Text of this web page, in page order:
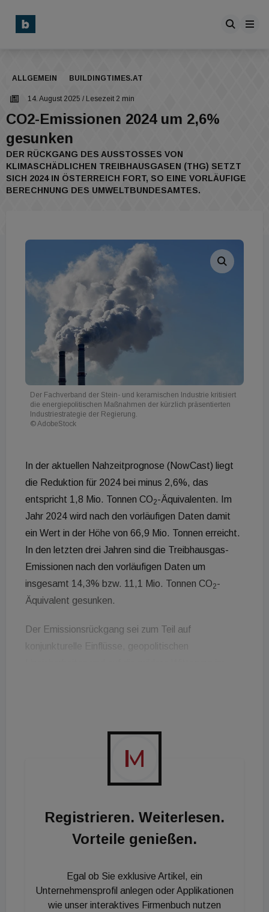
ALLGEMEIN BUILDINGTIMES.AT
14. August 2025 / Lesezeit 2 min
CO2-Emissionen 2024 um 2,6%
gesunken
DER RÜCKGANG DES AUSSTOSSES VON K
LIMASCHÄDLICHEN TREIBHAUSGASEN (THG) SETZT S
ICH 2024 IN ÖSTERREICH FORT, SO EINE VORLÄUFIGE B
ERECHNUNG DES UMWELTBUNDESAMTES.
Der Fachverband der Stein- und keramischen Industrie kritisiert
die energiepolitischen Maßnahmen der kürzlich präsentierten
Industriestrategie der Regierung.
© AdobeStock
In der aktuellen Nahzeitprognose (NowCast) liegt
die Reduktion für 2024 bei minus 2,6%, das
entspricht 1,8 Mio. Tonnen CO2-Äquivalenten. Im
Jahr 2024 wird nach den vorläufigen Daten damit
ein Wert in der Höhe von 66,9 Mio. Tonnen erreicht.
In den letzten drei Jahren sind die Treibhausgas-
Emissionen nach den vorläufigen Daten um
insgesamt 14,3% bzw. 11,1 Mio. Tonnen CO2-
Äquivalent gesunken.
Der Emissionsrückgang sei zum Teil auf
konjunkturelle Einflüsse, geopolitischen
Energie und Förderungen, die den Umstieg auf
Verkehrstechnologien beschleunigen, so das Amt.
Das zeige auch eine Analyse des Wegener Centers
Maßnahmen wirken
weiteren Rückgang der Treibhausgas-Emissionen.
Wir sehen auch, dass Klimaschutz wirkt,
unabhängig von milder Witterung und Konjunktur.
Registrieren. Weiterlesen.
Vorteile genießen.
Egal ob Sie exklusive Artikel, ein
Unternehmensprofil anlegen oder Applikationen
wie unser interaktives Firmenbuch nutzen